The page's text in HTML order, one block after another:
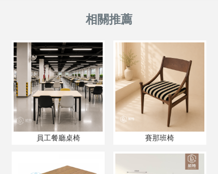
員工餐廳桌椅 賽那班椅